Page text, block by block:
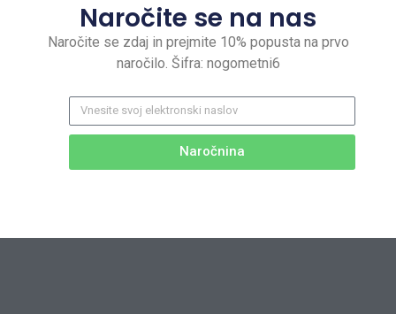
Naročite se na nas
Naročite se zdaj in prejmite 10% popusta na prvo
naročilo. Šifra: nogometni6
Naročnina